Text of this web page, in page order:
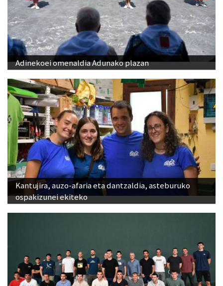
Adinekoei omenaldia Adunako plazan
Kantujira, auzo-afaria eta dantzaldia, asteburuko
ospakizunei ekiteko